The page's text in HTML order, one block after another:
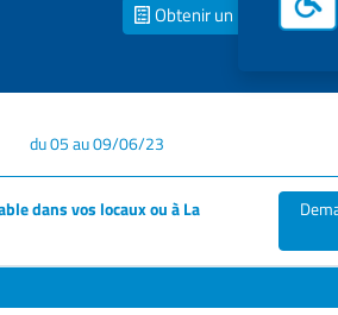
Obtenir un Devis inter
du 05 au 09/06/23
dans vos locaux ou à La